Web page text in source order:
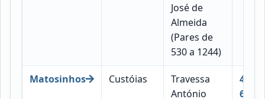
José de
Almeida
(Pares de
530 a 1244)
Matosinhos Custóias
Travessa
António
4460-
678